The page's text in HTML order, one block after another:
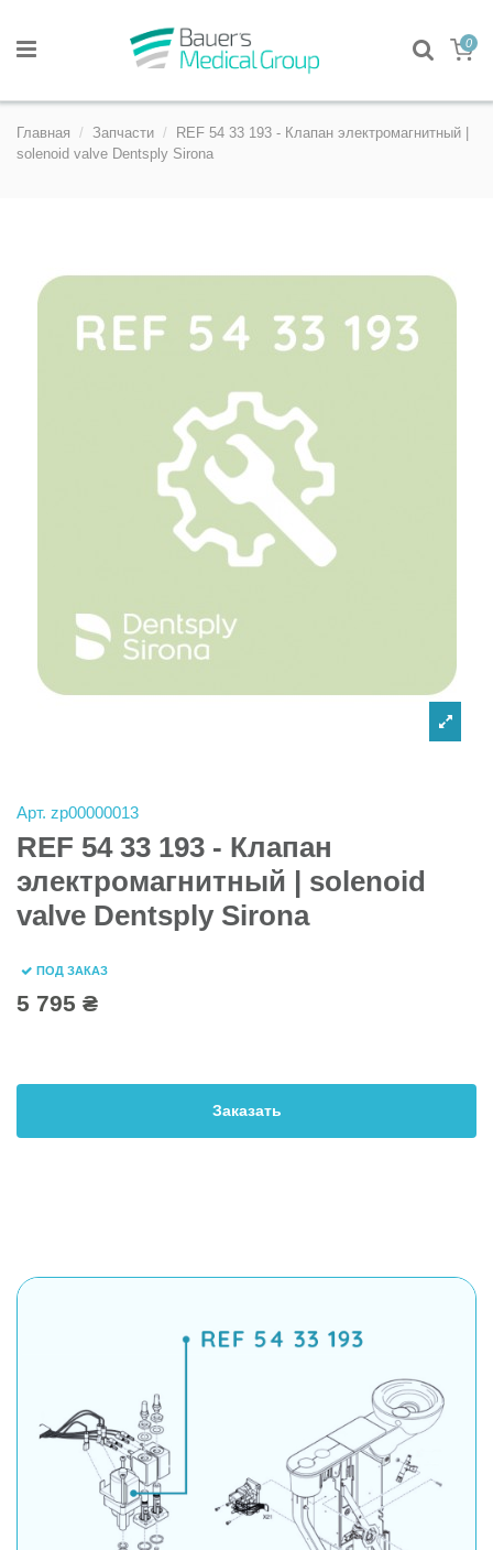
0
Главная Запчасти
REF 54 33 193 - Клапан электромагнитный |
solenoid valve Dentsply Sirona
Арт. zp00000013
REF 54 33 193 - Клапан
электромагнитный | solenoid
valve Dentsply Sirona
ПОД ЗАКАЗ
5 795 ₴
Заказать